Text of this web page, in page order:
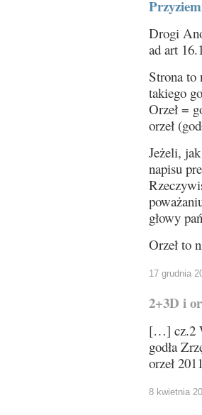
Drogi
ad art
Strona to
takiego
Orzeł =
orzeł
Jeżeli,
napisu
głowy
Orzeł to
17 grudnia
2+3D i
[…] cz.2
godła
orzeł
8 kwietnia